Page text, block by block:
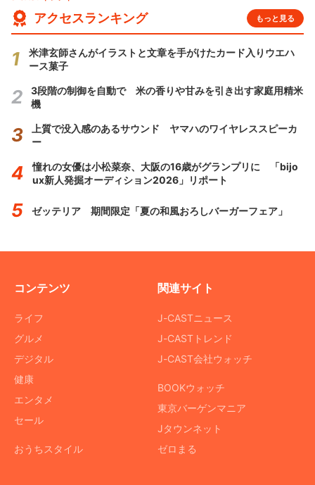
アクセスランキング もっと見る
米津玄師さんがイラストと文章を手がけたカード入りウエハ
ース菓子
3段階の制御を自動で 米の香りや甘みを引き出す家庭用精米
機
上質で没入感のあるサウンド ヤマハのワイヤレススピーカ
ー
憧れの女優は小松菜奈、大阪の16歳がグランプリに 「bijo
ux新人発掘オーディション2026」リポート
ゼッテリア 期間限定「夏の和風おろしバーガーフェア」
コンテンツ
ライフ
グルメ
デジタル
健康
エンタメ
セール
おうちスタイル
関連サイト
J-CASTニュース
J-CASTトレンド
J-CAST会社ウォッチ
BOOKウォッチ
東京バーゲンマニア
Jタウンネット
ゼロまる